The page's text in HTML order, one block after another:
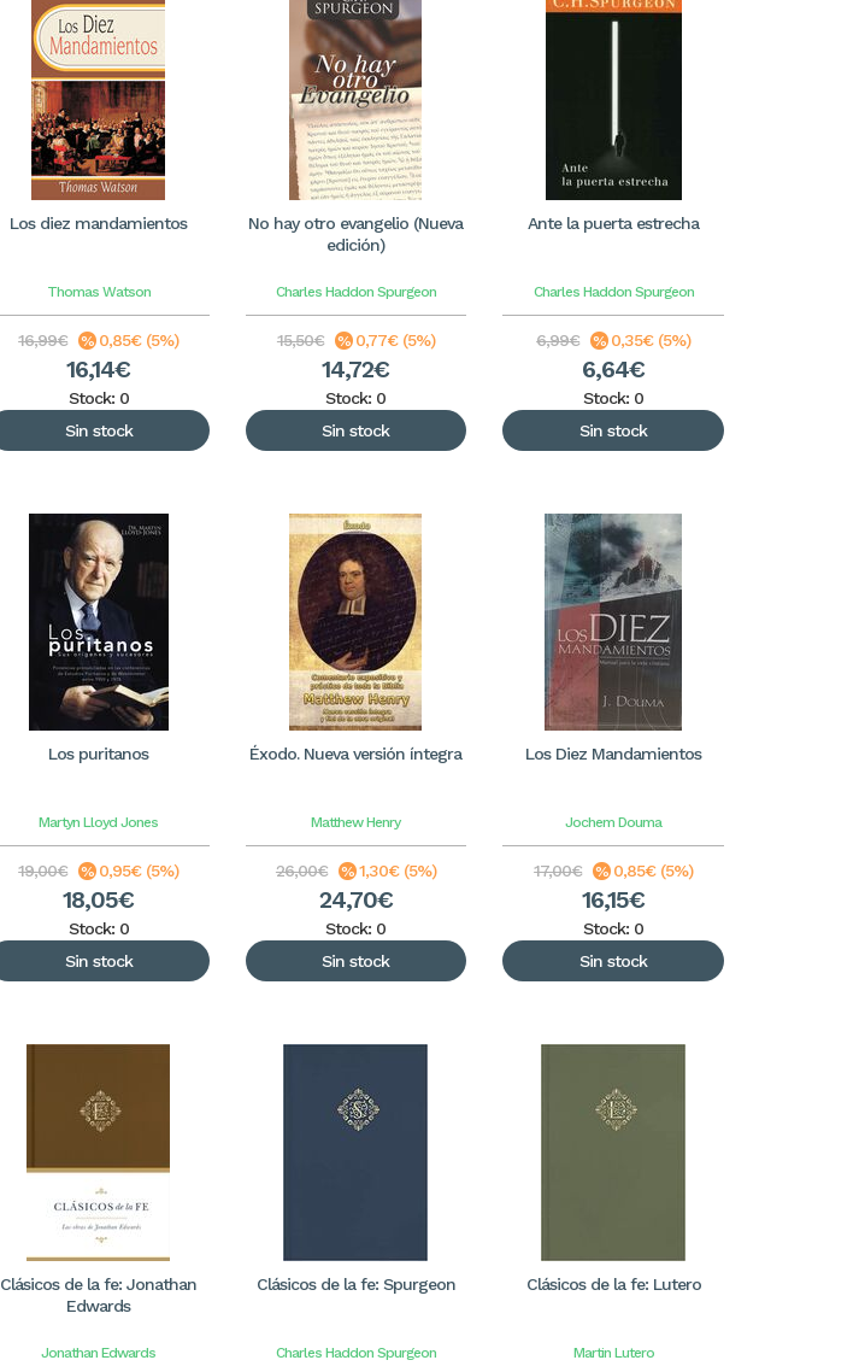
Los diez mandamientos
Thomas Watson
16,99€ 0,85€ (5%)
16,14€
Stock: 0
Sin stock
No hay otro evangelio (Nueva
edición)
Charles Haddon Spurgeon
15,50€ 0,77€ (5%)
14,72€
Stock: 0
Sin stock
Ante la puerta estrecha
Charles Haddon Spurgeon
6,99€ 0,35€ (5%)
6,64€
Stock: 0
Sin stock
Los puritanos
Martyn Lloyd Jones
19,00€ 0,95€ (5%)
18,05€
Stock: 0
Sin stock
Éxodo. Nueva versión íntegra
Matthew Henry
26,00€ 1,30€ (5%)
24,70€
Stock: 0
Sin stock
Los Diez Mandamientos
Jochem Douma
17,00€ 0,85€ (5%)
16,15€
Stock: 0
Sin stock
Clásicos de la fe: Jonathan
Edwards
Jonathan Edwards
Clásicos de la fe: Spurgeon
Charles Haddon Spurgeon
Clásicos de la fe: Lutero
Martin Lutero